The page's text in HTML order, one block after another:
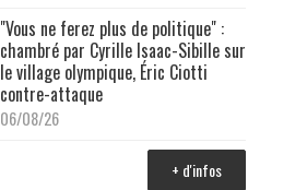
"Vous ne ferez plus de politique" :
chambré par Cyrille Isaac-Sibille sur
le village olympique, Éric Ciotti
contre-attaque
06/08/26
+ d'infos